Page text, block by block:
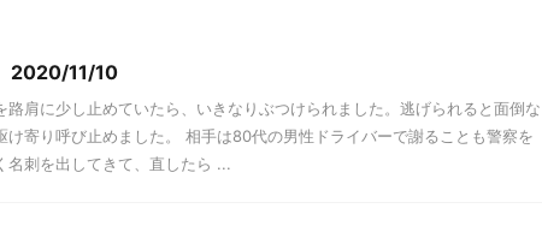
2020/11/10
路肩に少し止めていたら、いきなりぶつけられました。逃げられると面倒な
け寄り呼び止めました。 相手は80代の男性ドライバーで謝ることも警察を
名刺を出してきて、直したら ...